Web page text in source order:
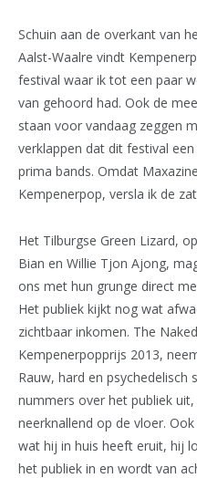
Schuin aan de overkant van
Aalst-Waalre vindt
festival waar ik tot een paar
van gehoord had. Ook de
staan voor vandaag zeggen
verklappen dat dit festival
prima bands. Omdat
Kempenerpop, versla ik de
Het Tilburgse Green Lizard,
Bian en Willie Tjon Ajong,
ons met hun grunge direct
Het publiek kijkt nog wat
zichtbaar inkomen. The
Kempenerpopprijs 2013,
Rauw, hard en psychedelisch
nummers over het publiek
neerknallend op de vloer.
wat hij in huis heeft eruit, hij
het publiek in en wordt van